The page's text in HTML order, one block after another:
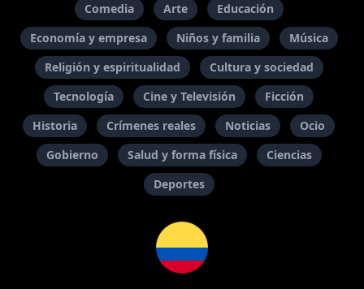
Comedia Arte
Educación
Economía y empresa
Niños y familia
Música
Religión y espiritualidad
Cultura y sociedad
Tecnología
Cine y Televisión
Ficción
Historia
Crímenes reales Noticias
Ocio
Gobierno
Salud y forma física
Ciencias
Deportes